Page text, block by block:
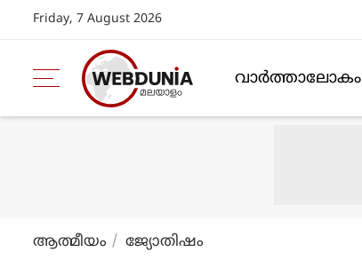
Friday, 7 August 2026
വാര്‍ത്താലോകം
ആത്മീയം ജ്യോതിഷം